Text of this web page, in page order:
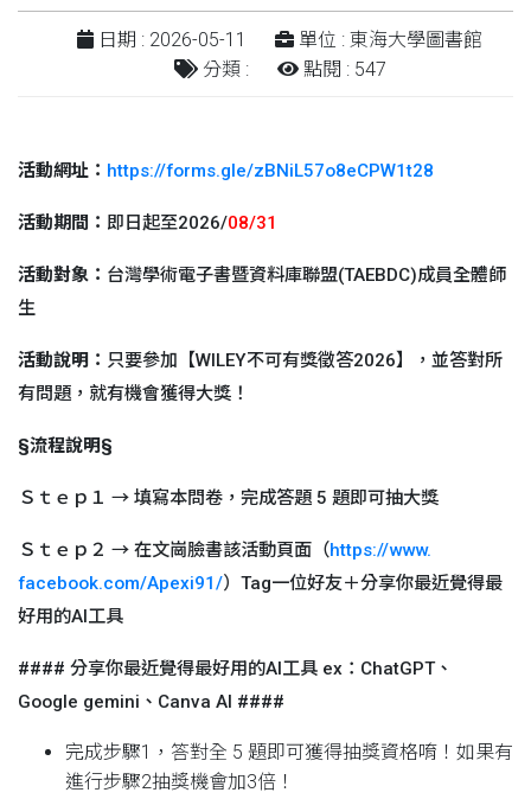
日期 : 2026-05-11
單位 : 東海大學圖書館
分類 :
點閱 : 547
活動網址： https://forms.gle/zBNiL57o8eCPW1t28
活動期間： 即日起至2026/08/31
活動對象： 台灣學術電子書暨資料庫聯盟(TAEBDC)成員全體師
生
活動說明： 只要參加【WILEY不可有獎徵答2026】， 並答對所
有問題，就有機會獲得大獎！
§流程說明§
Ｓｔｅｐ１ → 填寫本問卷，完成答題 5 題即可抽大獎
Ｓｔｅｐ２ → 在文崗臉書該活動頁面（https://www.
facebook.com/Apexi91/）Tag一位好友＋分享你最近覺得最
好用的AI工具
#### 分享你最近覺得最好用的AI工具 ex： ChatGPT、
Google gemini、Canva AI ####
完成步驟1，答對全 5 題即可獲得抽獎資格唷！如果有
進行步驟2抽獎機會加3倍！